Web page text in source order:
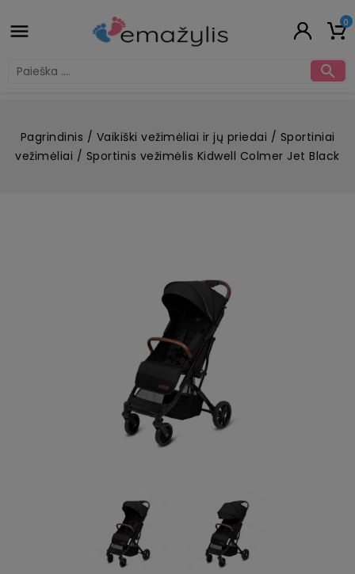
 0

Pagrindinis Vaikiški vežimėliai ir jų priedai
Sportiniai
vežimėliai
Sportinis vežimėlis Kidwell Colmer Jet Black